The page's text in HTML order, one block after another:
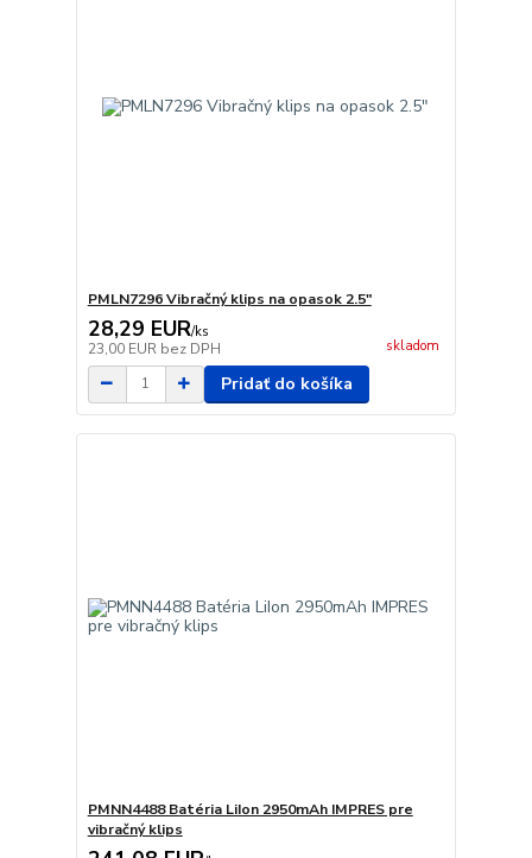
PMLN7296 Vibračný klips na opasok 2.5"
28,29 EUR/ks
23,00 EUR bez DPH skladom
Pridať do košíka
PMNN4488 Batéria LiIon 2950mAh IMPRES pre
vibračný klips